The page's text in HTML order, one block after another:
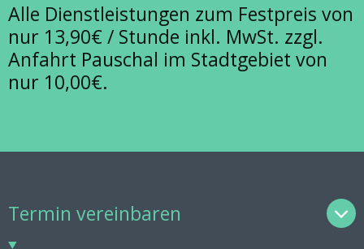
Alle Dienstleistungen zum Festpreis von
nur 13,90€ / Stunde inkl. MwSt. zzgl.
Anfahrt Pauschal im Stadtgebiet von
nur 10,00€.
Termin vereinbaren